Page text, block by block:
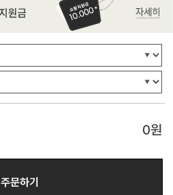
0원
주문하기